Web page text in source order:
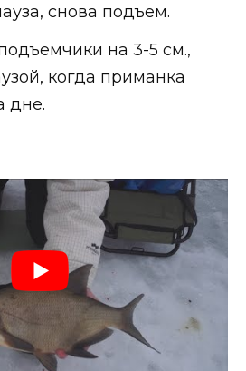
снова подъем.
на 3-5 см.,
когда приманка
дне.